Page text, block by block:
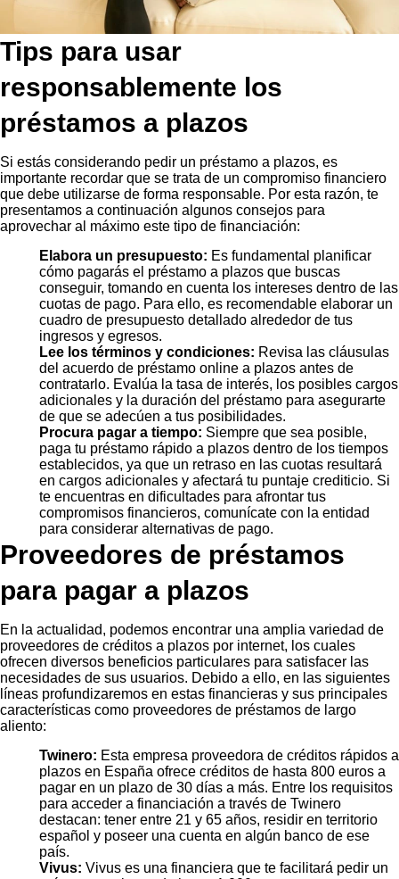
Tips para usar
responsablemente los
préstamos a plazos
Si estás considerando pedir un préstamo a plazos, es
importante recordar que se trata de un compromiso financiero
que debe utilizarse de forma responsable. Por esta razón, te
presentamos a continuación algunos consejos para
aprovechar al máximo este tipo de financiación:
Elabora un presupuesto: Es fundamental planificar
cómo pagarás el préstamo a plazos que buscas
conseguir, tomando en cuenta los intereses dentro de las
cuotas de pago. Para ello, es recomendable elaborar un
cuadro de presupuesto detallado alrededor de tus
ingresos y egresos.
Lee los términos y condiciones: Revisa las cláusulas
del acuerdo de préstamo online a plazos antes de
contratarlo. Evalúa la tasa de interés, los posibles cargos
adicionales y la duración del préstamo para asegurarte
de que se adecúen a tus posibilidades.
Procura pagar a tiempo: Siempre que sea posible,
paga tu préstamo rápido a plazos dentro de los tiempos
establecidos, ya que un retraso en las cuotas resultará
en cargos adicionales y afectará tu puntaje crediticio. Si
te encuentras en dificultades para afrontar tus
compromisos financieros, comunícate con la entidad
para considerar alternativas de pago.
Proveedores de préstamos
para pagar a plazos
En la actualidad, podemos encontrar una amplia variedad de
proveedores de créditos a plazos por internet, los cuales
ofrecen diversos beneficios particulares para satisfacer las
necesidades de sus usuarios. Debido a ello, en las siguientes
líneas profundizaremos en estas financieras y sus principales
características como proveedores de préstamos de largo
aliento:
Twinero: Esta empresa proveedora de créditos rápidos a
plazos en España ofrece créditos de hasta 800 euros a
pagar en un plazo de 30 días a más. Entre los requisitos
para acceder a financiación a través de Twinero
destacan: tener entre 21 y 65 años, residir en territorio
español y poseer una cuenta en algún banco de ese
país.
Vivus: Vivus es una financiera que te facilitará pedir un